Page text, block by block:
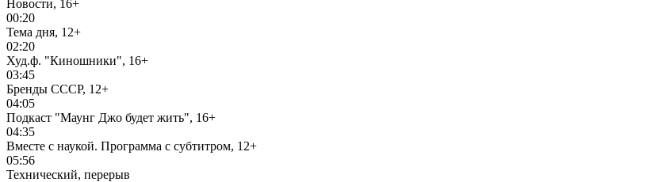
Новости, 16+
00:20
Тема дня, 12+
02:20
Худ.ф. "Киношники", 16+
03:45
Бренды СССР, 12+
04:05
Подкаст "Маунг Джо будет жить", 16+
04:35
Вместе с наукой. Программа с субтитром, 12+
05:56
Технический, перерыв